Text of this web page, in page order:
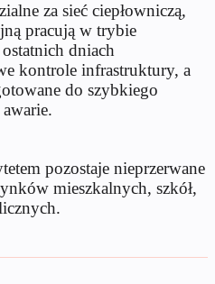
za sieć ciepłowniczą,
pracują w trybie
dniach
kontrole infrastruktury, a
do szybkiego
pozostaje nieprzerwane
mieszkalnych, szkół,